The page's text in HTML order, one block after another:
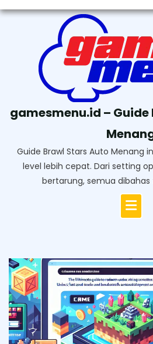
gamesmenu.id –
Guide Brawl Stars Auto Menang
level lebih cepat. Dari setting
bertarung, semua dibahas